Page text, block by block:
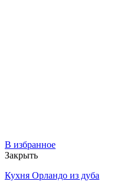
В избранное
Закрыть
Кухня Орландо из дуба